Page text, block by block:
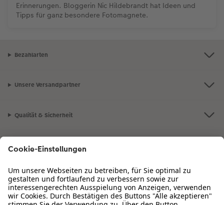
Erinnerungen. Bloggerin Nic Hildebrandt hat Ideen und
Tipps für ganz besondere Fotomagnete.
Bezahlarten
Unsere Versandpartner
Qualität & Sicherheit
Zertifizierungen & Initiativen
CEWE Fotowelt